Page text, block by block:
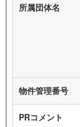
所属団体名
物件管理番号
PRコメント